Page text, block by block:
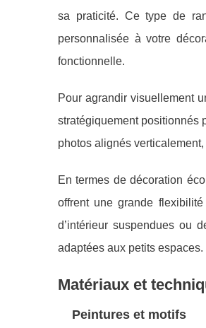
sa praticité. Ce type de
personnalisée à votre
fonctionnelle.
Pour agrandir visuellement
stratégiquement positionnés
photos alignés
En termes de décoration
offrent une grande
d’intérieur suspendues ou
adaptées aux petits
Matériaux et
Peintures et motifs